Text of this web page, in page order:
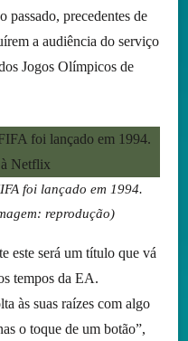
passado, precedentes de
a audiência do serviço
Jogos Olímpicos de
foi lançado em 1994.
reprodução)
este será um título que vá
tempos da EA.
às suas raízes com algo
o toque de um botão”,